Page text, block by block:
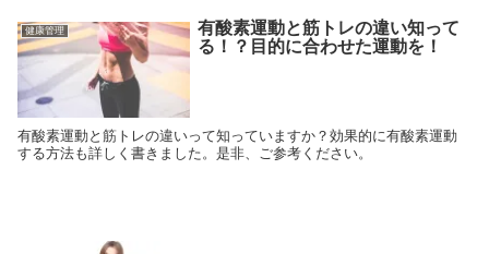
健康管理
有酸素運動と筋トレの違い知って
る！？目的に合わせた運動を！
有酸素運動と筋トレの違いって知っていますか？効果的に有酸素運動
する方法も詳しく書きました。是非、ご参考ください。